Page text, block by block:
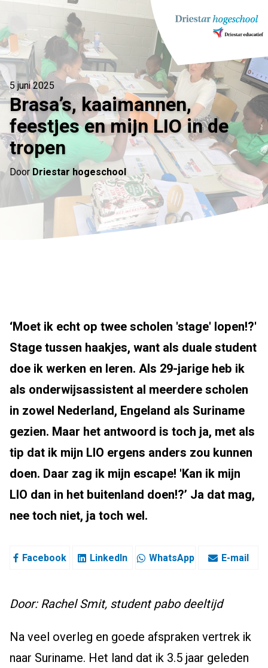
naar
inhoud
5 juni 2025
Brasa’s, kaaimannen,
feestjes en mijn LIO in de
tropen
Door Driestar hogeschool
‘Moet ik echt op twee scholen 'stage' lopen!?'
Stage tussen haakjes, want als duale student
doe ik werken en leren. Als 29-jarige heb ik
als onderwijsassistent al meerdere scholen
in zowel Nederland, Engeland als Suriname
gezien. Maar het antwoord is toch ja, met als
tip dat ik mijn LIO ergens anders zou kunnen
doen. Daar zag ik mijn escape! 'Kan ik mijn
LIO dan in het buitenland doen!?’ Ja dat mag,
nee toch niet, ja toch wel.
Facebook LinkedIn WhatsApp E-mail
Door: Rachel Smit, student pabo deeltijd
Na veel overleg en goede afspraken vertrek ik
naar Suriname. Het land dat ik 3.5 jaar geleden